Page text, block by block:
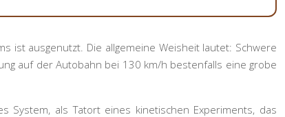
ist ausgenutzt. Die allgemeine Weisheit lautet: Schwere
auf der Autobahn bei 130 km/h bestenfalls eine grobe
System, als Tatort eines kinetischen Experiments, das